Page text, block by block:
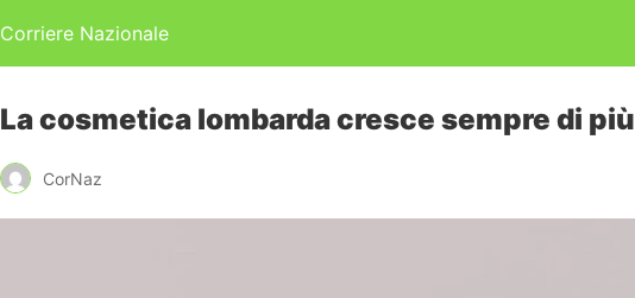
Corriere Nazionale
La cosmetica lombarda cresce sempre di più
CorNaz